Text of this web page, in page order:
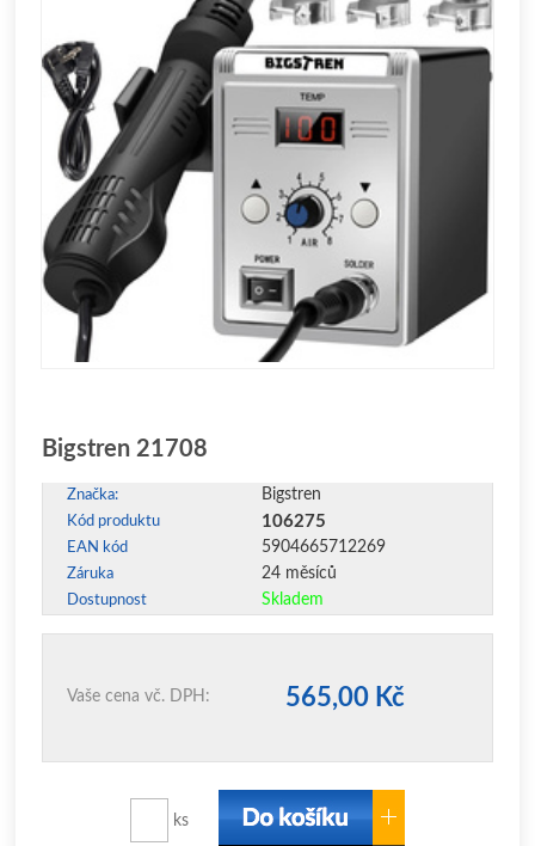
Bigstren 21708
Značka: Bigstren
Kód produktu 106275
EAN kód 5904665712269
Záruka 24 měsíců
Dostupnost Skladem
Vaše cena vč. DPH: 565,00 Kč
ks